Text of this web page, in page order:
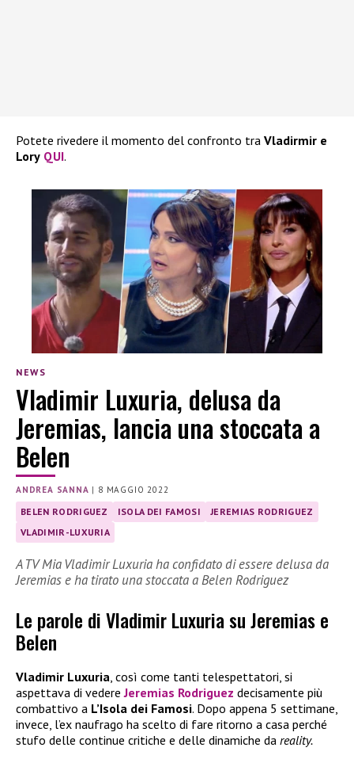
Potete rivedere il momento del confronto tra Vladirmir e
Lory QUI.
NEWS
Vladimir Luxuria, delusa da
Jeremias, lancia una stoccata a
Belen
ANDREA SANNA | 8 MAGGIO 2022
BELEN RODRIGUEZ ISOLA DEI FAMOSI
JEREMIAS RODRIGUEZ
VLADIMIR-LUXURIA
A TV Mia Vladimir Luxuria ha confidato di essere delusa da
Jeremias e ha tirato una stoccata a Belen Rodriguez
Le parole di Vladimir Luxuria su Jeremias e
Belen
Vladimir Luxuria, così come tanti telespettatori, si
aspettava di vedereJeremias Rodriguez decisamente più
combattivo a L’Isola dei Famosi. Dopo appena 5 settimane,
invece, l’ex naufrago ha scelto di fare ritorno a casa perché
stufo delle continue critiche e delle dinamiche da reality.